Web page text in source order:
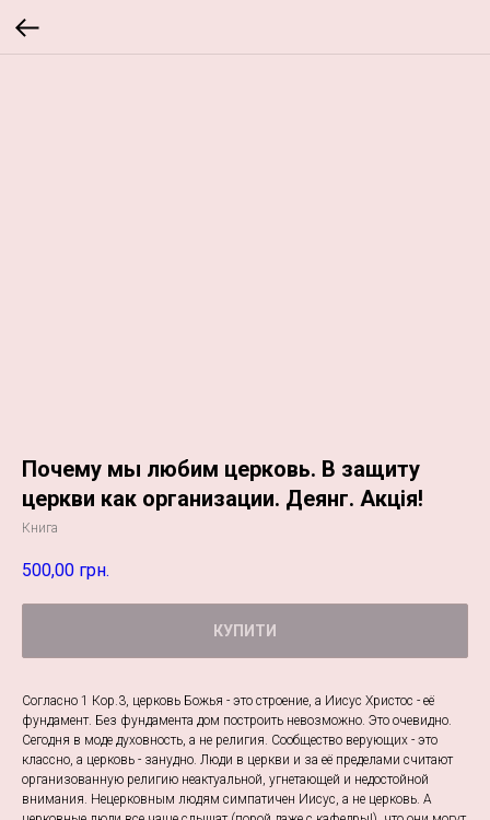
Почему мы любим церковь. В защиту
церкви как организации. Деянг. Акція!
Книга
500,00 грн.
КУПИТИ
Согласно 1 Кор.3, церковь Божья - это строение, а Иисус Христос - её
фундамент. Без фундамента дом построить невозможно. Это очевидно.
Сегодня в моде духовность, а не религия. Сообщество верующих - это
классно, а церковь - занудно. Люди в церкви и за её пределами считают
организованную религию неактуальной, угнетающей и недостойной
внимания. Нецерковным людям симпатичен Иисус, а не церковь. А